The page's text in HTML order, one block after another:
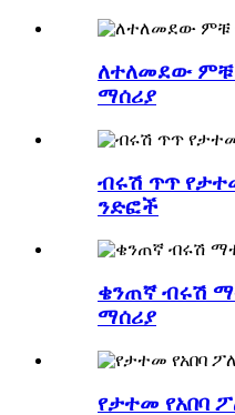
ለተለመደው ምቹ
ማሰሪያ
ብሩሽ ጥጥ
ንድፎች
ቄንጠኛ ብሩሽ
ማሰሪያ
የታተመ የአበባ